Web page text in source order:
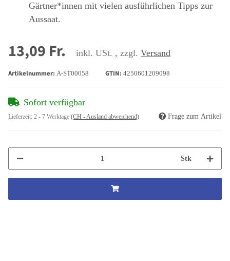
Gärtner*innen mit vielen ausführlichen Tipps zur
Aussaat.
13,09 Fr. inkl. USt. , zzgl. Versand
Artikelnummer: A-ST00058 GTIN: 4250601209098
Sofort verfügbar
Lieferzeit: 2 - 7 Werktage (CH - Ausland abweichend) Frage zum Artikel
Stk